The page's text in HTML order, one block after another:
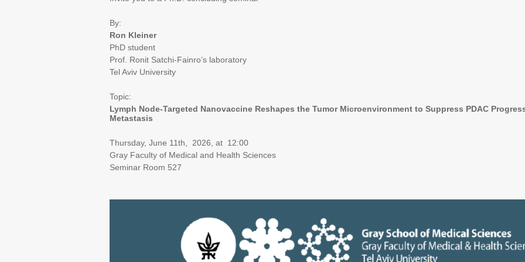
By:
Ron Kleiner
PhD student
Prof. Ronit Satchi-Fainro’s laboratory
Tel Aviv University
Topic:
Lymph Node-Targeted Nanovaccine Reshapes the Tumor Microenvironment to Suppress PDAC
Metastasis
Thursday, June 11th, 2026, at 12:00
Gray Faculty of Medical and Health Sciences
Seminar Room 527